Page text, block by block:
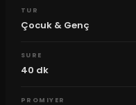
TUR
Çocuk & Genç
SURE
40 dk
PROMIYER